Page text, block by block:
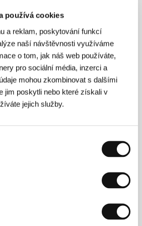
používá cookies
a reklam, poskytování funkcí
naší návštěvnosti využíváme
o tom, jak náš web používáte,
pro sociální média, inzerci a
mohou zkombinovat s dalšími
jim poskytli nebo které získali v
jejich služby.
V roce 1992 ukončila studia na
umění v Rotterdamu a v roce